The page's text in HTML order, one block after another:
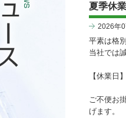
夏季休
2026年
平素は格
当社では
【休業日
ご不便お
げます。